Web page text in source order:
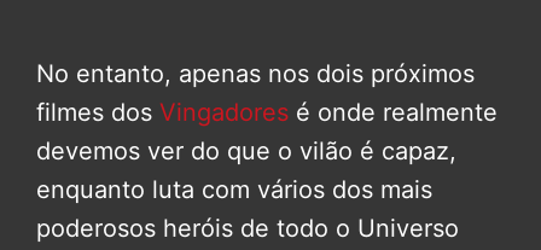
No entanto, apenas nos dois próximos
filmes dos Vingadores é onde realmente
devemos ver do que o vilão é capaz,
enquanto luta com vários dos mais
poderosos heróis de todo o Universo